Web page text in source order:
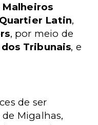
Malheiros
Quartier Latin,
, por meio de
Tribunais, e
de ser
Migalhas,